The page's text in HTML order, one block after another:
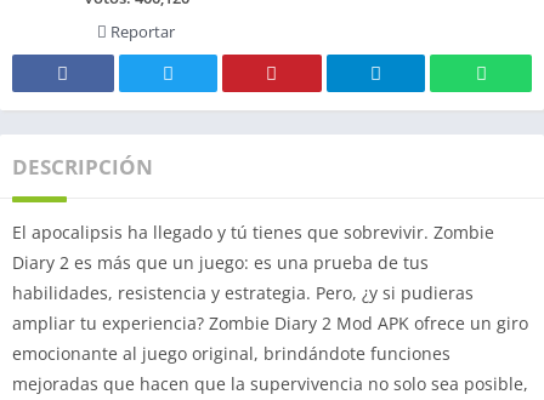
Reportar
DESCRIPCIÓN
El apocalipsis ha llegado y tú tienes que sobrevivir. Zombie
Diary 2 es más que un juego: es una prueba de tus
habilidades, resistencia y estrategia. Pero, ¿y si pudieras
ampliar tu experiencia? Zombie Diary 2 Mod APK ofrece un giro
emocionante al juego original, brindándote funciones
mejoradas que hacen que la supervivencia no solo sea posible,